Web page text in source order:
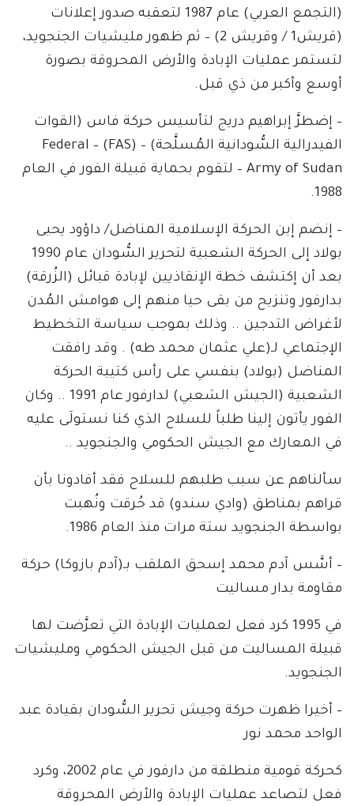
(التجمع العربي) عام 1987 لتعقبه صدور إعلانات
(قريش1 / وقريش 2) – ثم ظهور مليشيات الجنجويد،
لتستمر عمليات الإبادة والأرض المحروقة بصورة
أوسع وأكبر من ذي قبل.
– إضطرَّ إبراهيم دريج لتأسيس حركة فاس (القوات
الفيدرالية السُّودانية المُسلَّحة) – (FAS) – Federal
Army of Sudan – لتقوم بحماية قبيلة الفور في العام
1988.
– إنضم إبن الحركة الإسلامية المناضل/ داؤود يحيى
بولاد إلى الحركة الشعبية لتحرير السُّودان عام 1990
بعد أن إكتشف خطة الإنقاذيين لإبادة قبائل (الزُرقة)
بدارفور وتنزيح من بقى حيا منهم إلى هوامش المُدن
لأغراض التدجين .. وذلك بموجب سياسة التخطيط
الإجتماعي لـ(علي عثمان محمد طه) . وقد رافقت
المناضل (بولاد) بنفسي على رأس كتيبة الحركة
الشعبية (الجيش الشعبي) لدارفور عام 1991 .. وكان
الفور يأتون إلينا طلباً للسلاح الذي كنا نستولَى عليه
في المعارك مع الجيش الحكومي والجنجويد ..
سألناهم عن سبب طلبهم للسلاح فقد أفادونا بأن
قراهم بمناطق (وادي سندو) قد حُرقت ونُهبت
بواسطة الجنجويد ستة مرات منذ العام 1986.
– أسَّس آدم محمد إسحق الملقب بـ(آدم بازوكا) حركة
مقاومة بدار مساليت
في 1995 كرد فعل لعمليات الإبادة التي تعرَّضت لها
قبيلة المساليت من قبل الجيش الحكومي ومليشيات
الجنجويد.
– أخيرا ظهرت حركة وجيش تحرير السُّودان بقيادة عبد
الواحد محمد نور
كحركة قومية منطلقة من دارفور في عام 2002، وكرد
فعل لتصاعد عمليات الإبادة والأرض المحروقة